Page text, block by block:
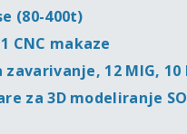
(80-400t)
CNC makaze
12 MIG, 10
za 3D modeliranje